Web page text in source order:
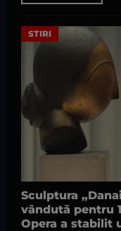
STIRI
Sculptura
vândută pentru
Opera a stabilit